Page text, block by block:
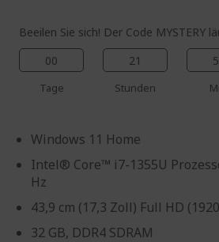
Beeilen Sie sich! Der Code MYSTERY
00
Tage
21
Stunden
Windows 11 Home
Intel® Core™ i7-1355U
Hz
43,9 cm (17,3 Zoll) Full HD
32 GB, DDR4 SDRAM